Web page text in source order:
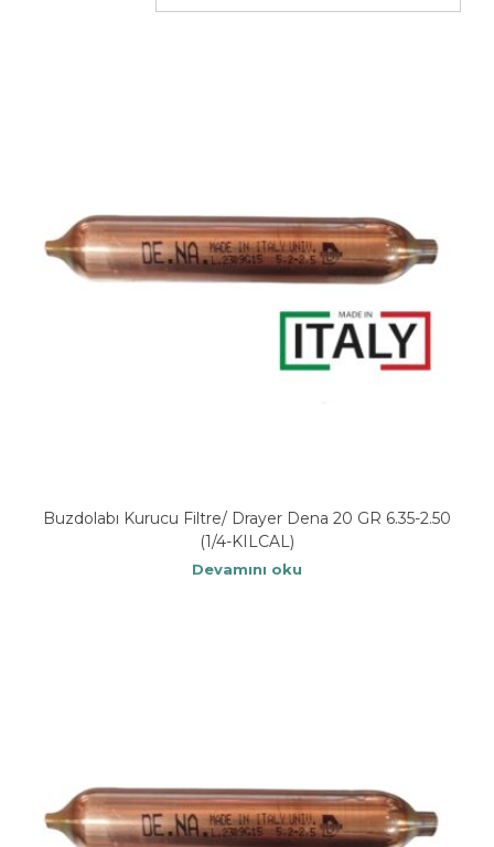
Buzdolabı Kurucu Filtre/ Drayer Dena 20 GR 6.35-2.50
(1/4-KILCAL)
Devamını oku